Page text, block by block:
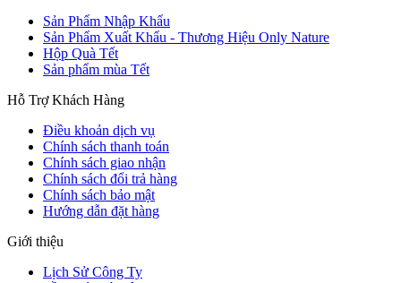
Sản Phẩm Nhập Khẩu
Sản Phẩm Xuất Khẩu - Thương Hiệu Only Nature
Hộp Quà Tết
Sản phẩm mùa Tết
Hỗ Trợ Khách Hàng
Điều khoản dịch vụ
Chính sách thanh toán
Chính sách giao nhận
Chính sách đổi trả hàng
Chính sách bảo mật
Hướng dẫn đặt hàng
Giới thiệu
Lịch Sử Công Ty